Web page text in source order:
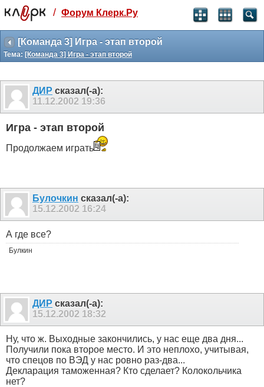
Святые угодники, Клерк без рекламы
прекрасен:)
месяц
3 месяца
259
₽
-10%
499
₽
-15%
Отмена Оплатить
/ Форум Клерк.Ру
[Команда 3] Игра - этап второй
Тема: [Команда 3] Игра - этап второй
ДИР сказал(-а):
11.12.2002 19:36
Игра - этап второй
Продолжаем играть
Булочкин сказал(-а):
15.12.2002 16:24
А где все?
Булкин
ДИР сказал(-а):
15.12.2002 18:32
Ну, что ж. Выходные закончились, у нас еще два дня...
Получили пока второе место. И это неплохо, учитывая,
что спецов по ВЭД у нас ровно раз-два...
Декларация таможенная? Кто сделает? Колокольчика
нет?